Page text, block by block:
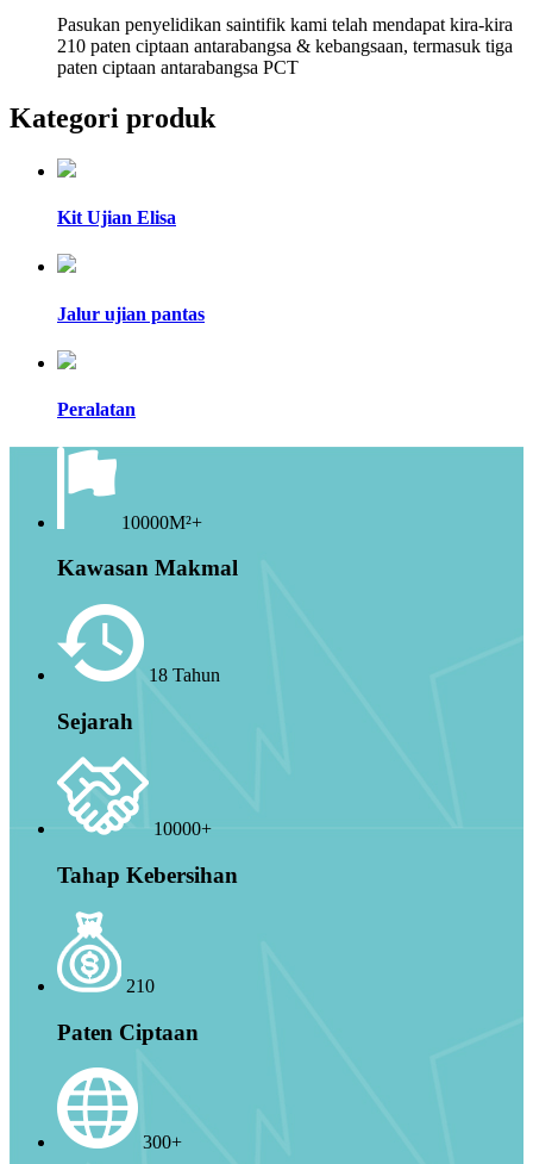
Pasukan penyelidikan saintifik kami telah mendapat kira-kira
210 paten ciptaan antarabangsa & kebangsaan, termasuk tiga
paten ciptaan antarabangsa PCT
Kategori produk
Kit Ujian Elisa
Jalur ujian pantas
Peralatan
10000M²+
Kawasan Makmal
18 Tahun
Sejarah
10000+
Tahap Kebersihan
210
Paten Ciptaan
300+